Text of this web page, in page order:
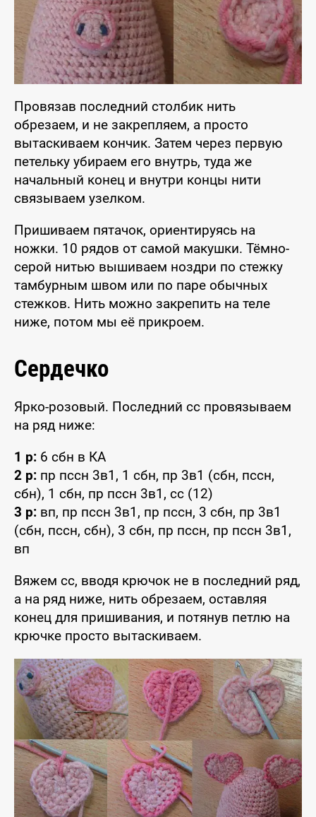
Провязав последний столбик нить
обрезаем, и не закрепляем, а просто
вытаскиваем кончик. Затем через первую
петельку убираем его внутрь, туда же
начальный конец и внутри концы нити
связываем узелком.
Пришиваем пятачок, ориентируясь на
ножки. 10 рядов от самой макушки. Тёмно-
серой нитью вышиваем ноздри по стежку
тамбурным швом или по паре обычных
стежков. Нить можно закрепить на теле
ниже, потом мы её прикроем.
Сердечко
Ярко-розовый. Последний сс провязываем
на ряд ниже:
1 р: 6 сбн в КА
2 р: пр пссн 3в1, 1 сбн, пр 3в1 (сбн, пссн,
сбн), 1 сбн, пр пссн 3в1, сс (12)
3 р: вп, пр пссн 3в1, пр пссн, 3 сбн, пр 3в1
(сбн, пссн, сбн), 3 сбн, пр пссн, пр пссн 3в1,
вп
Вяжем сс, вводя крючок не в последний ряд,
а на ряд ниже, нить обрезаем, оставляя
конец для пришивания, и потянув петлю на
крючке просто вытаскиваем.